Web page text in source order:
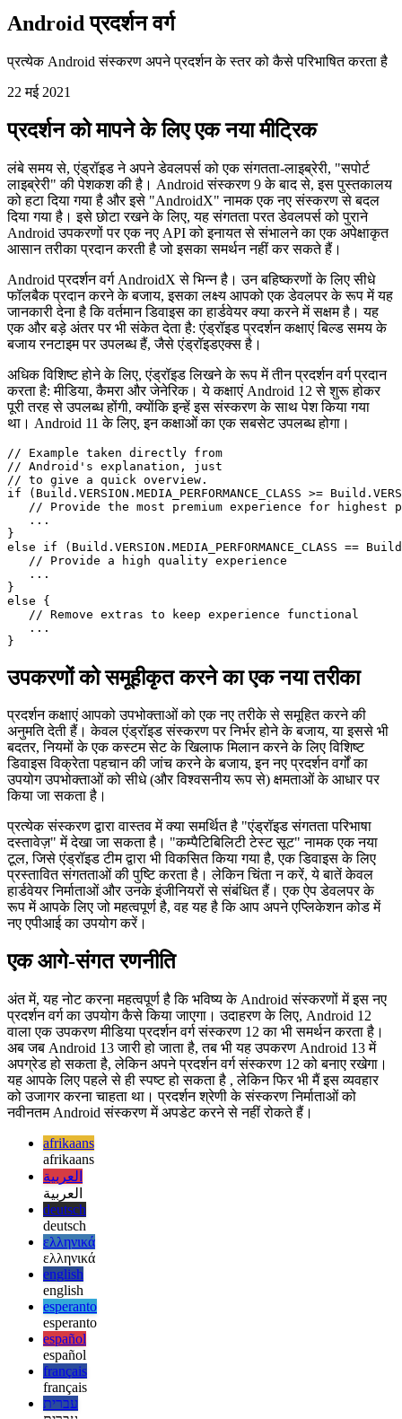
Android प्रदर्शन वर्ग
प्रत्येक Android संस्करण अपने प्रदर्शन के स्तर को कैसे परिभाषित करता है
22 मई 2021
प्रदर्शन को मापने के लिए एक नया मीट्रिक
लंबे समय से, एंड्रॉइड ने अपने डेवलपर्स को एक संगतता-लाइब्रेरी, "सपोर्ट
लाइब्रेरी" की पेशकश की है। Android संस्करण 9 के बाद से, इस पुस्तकालय
को हटा दिया गया है और इसे "AndroidX" नामक एक नए संस्करण से बदल
दिया गया है। इसे छोटा रखने के लिए, यह संगतता परत डेवलपर्स को पुराने
Android उपकरणों पर एक नए API को इनायत से संभालने का एक अपेक्षाकृत
आसान तरीका प्रदान करती है जो इसका समर्थन नहीं कर सकते हैं।
Android प्रदर्शन वर्ग AndroidX से भिन्न है। उन बहिष्करणों के लिए सीधे
फॉलबैक प्रदान करने के बजाय, इसका लक्ष्य आपको एक डेवलपर के रूप में यह
जानकारी देना है कि वर्तमान डिवाइस का हार्डवेयर क्या करने में सक्षम है। यह
एक और बड़े अंतर पर भी संकेत देता है: एंड्रॉइड प्रदर्शन कक्षाएं बिल्ड समय के
बजाय रनटाइम पर उपलब्ध हैं, जैसे एंड्रॉइडएक्स है।
अधिक विशिष्ट होने के लिए, एंड्रॉइड लिखने के रूप में तीन प्रदर्शन वर्ग प्रदान
करता है: मीडिया, कैमरा और जेनेरिक। ये कक्षाएं Android 12 से शुरू होकर
पूरी तरह से उपलब्ध होंगी, क्योंकि इन्हें इस संस्करण के साथ पेश किया गया
था। Android 11 के लिए, इन कक्षाओं का एक सबसेट उपलब्ध होगा।
// Example taken directly from
// Android's explanation, just
// to give a quick overview.
if (Build.VERSION.MEDIA_PERFORMANCE_CLASS >=
// Provide the most premium experience for highest
   ...
else if (Build.VERSION.MEDIA_PERFORMANCE_CLASS ==
   // Provide a high quality experience
   ...
else {
   ...
उपकरणों को समूहीकृत करने का एक नया तरीका
प्रदर्शन कक्षाएं आपको उपभोक्ताओं को एक नए तरीके से समूहित करने की
अनुमति देती हैं। केवल एंड्रॉइड संस्करण पर निर्भर होने के बजाय, या इससे भी
बदतर, नियमों के एक कस्टम सेट के खिलाफ मिलान करने के लिए विशिष्ट
डिवाइस विक्रेता पहचान की जांच करने के बजाय, इन नए प्रदर्शन वर्गों का
उपयोग उपभोक्ताओं को सीधे (और विश्वसनीय रूप से) क्षमताओं के आधार पर
किया जा सकता है।
प्रत्येक संस्करण द्वारा वास्तव में क्या समर्थित है "एंड्रॉइड संगतता परिभाषा
दस्तावेज़" में देखा जा सकता है। "कम्पैटिबिलिटी टेस्ट सूट" नामक एक नया
टूल, जिसे एंड्रॉइड टीम द्वारा भी विकसित किया गया है, एक डिवाइस के लिए
प्रस्तावित संगतताओं की पुष्टि करता है। लेकिन चिंता न करें, ये बातें केवल
हार्डवेयर निर्माताओं और उनके इंजीनियरों से संबंधित हैं। एक ऐप डेवलपर के
रूप में आपके लिए जो महत्वपूर्ण है, वह यह है कि आप अपने एप्लिकेशन कोड में
नए एपीआई का उपयोग करें।
एक आगे-संगत रणनीति
अंत में, यह नोट करना महत्वपूर्ण है कि भविष्य के Android संस्करणों में इस नए
प्रदर्शन वर्ग का उपयोग कैसे किया जाएगा। उदाहरण के लिए, Android 12
वाला एक उपकरण मीडिया प्रदर्शन वर्ग संस्करण 12 का भी समर्थन करता है।
अब जब Android 13 जारी हो जाता है, तब भी यह उपकरण Android 13 में
अपग्रेड हो सकता है, लेकिन अपने प्रदर्शन वर्ग संस्करण 12 को बनाए रखेगा।
यह आपके लिए पहले से ही स्पष्ट हो सकता है , लेकिन फिर भी मैं इस व्यवहार
को उजागर करना चाहता था। प्रदर्शन श्रेणी के संस्करण निर्माताओं को
नवीनतम Android संस्करण में अपडेट करने से नहीं रोकते हैं।
afrikaans
afrikaans
العربية
العربية
deutsch
deutsch
ελληνικά
ελληνικά
english
english
esperanto
esperanto
español
español
français